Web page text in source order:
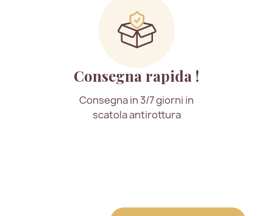
Consegna rapida !
Consegna in 3/7 giorni in
scatola antirottura